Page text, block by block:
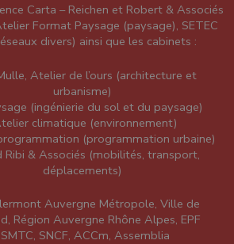
Carta – Reichen et Robert & Associés
Format Paysage (paysage), SETEC
divers) ainsi que les cabinets :
Atelier de l’ours (architecture et
urbanisme)
(ingénierie du sol et du paysage)
climatique (environnement)
(programmation urbaine)
Ribi & Associés (mobilités, transport,
déplacements)
Auvergne Métropole, Ville de
, Région Auvergne Rhône Alpes, EPF
SMTC, SNCF, ACCm, Assemblia